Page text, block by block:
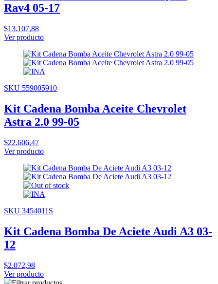
Rav4 05-17
$13.107,88
Ver producto
SKU 559005910
Kit Cadena Bomba Aceite Chevrolet
Astra 2.0 99-05
$22.606,47
Ver producto
SKU 3454011S
Kit Cadena Bomba De Aciete Audi A3 03-
12
$2.072,98
Ver producto